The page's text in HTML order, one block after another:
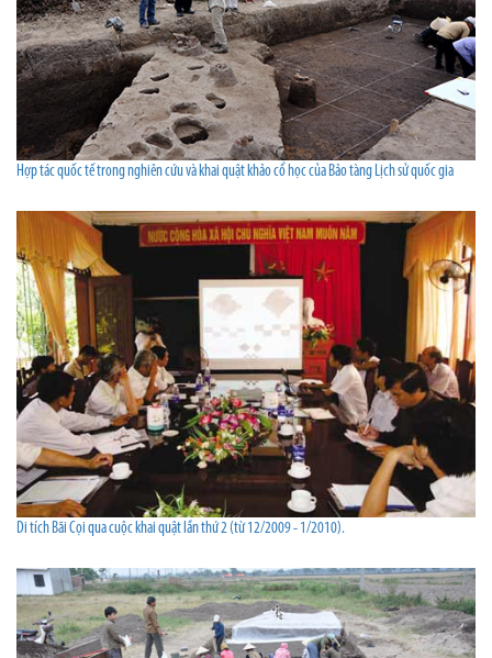
Hợp tác quốc tế trong nghiên cứu và khai quật khảo cổ học của Bảo tàng Lịch sử quốc gia
Di tích Bãi Cọi qua cuộc khai quật lần thứ 2 (từ 12/2009 - 1/2010).